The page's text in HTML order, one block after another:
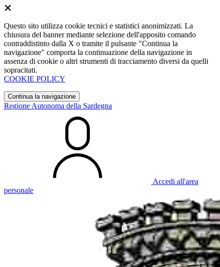
Questo sito utilizza cookie tecnici e statistici anonimizzati. La
chiusura del banner mediante selezione dell'apposito comando
contraddistinto dalla X o tramite il pulsante "Continua la
navigazione" comporta la continuazione della navigazione in
assenza di cookie o altri strumenti di tracciamento diversi da quelli
sopracitati.
COOKIE POLICY
Continua la navigazione
Regione Autonoma della Sardegna
Accedi all'area
personale